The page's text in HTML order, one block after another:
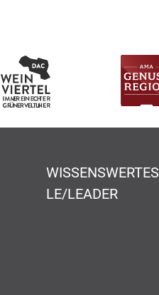
WISSENSWERTES
LE/LEADER